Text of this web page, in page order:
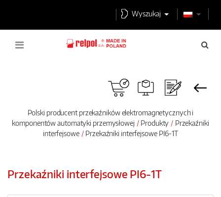
Wyszukaj
Polski producent przekaźników elektromagnetycznych i
komponentów automatyki przemysłowej
Produkty
Przekaźniki
interfejsowe
Przekaźniki interfejsowe PI6-1T
Przekaźniki interfejsowe PI6-1T